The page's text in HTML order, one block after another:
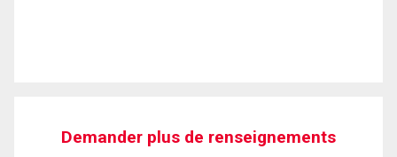
Demander plus de renseignements